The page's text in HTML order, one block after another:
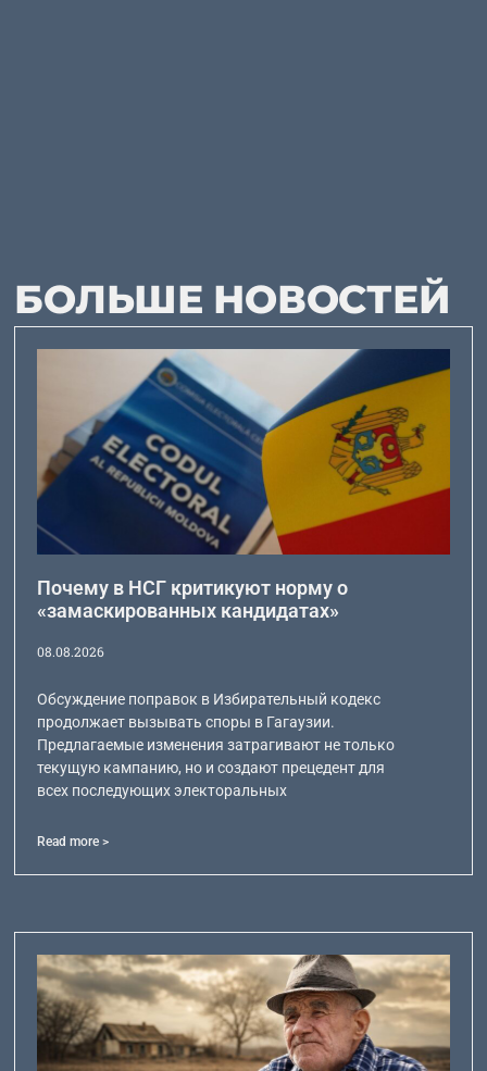
БОЛЬШЕ НОВОСТЕЙ
Почему в НСГ критикуют норму о
«замаскированных кандидатах»
08.08.2026
Обсуждение поправок в Избирательный кодекс
продолжает вызывать споры в Гагаузии.
Предлагаемые изменения затрагивают не только
текущую кампанию, но и создают прецедент для
всех последующих электоральных
Read more >